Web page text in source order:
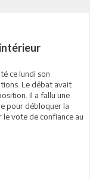
ce lundi son
Le débat avait
Il a fallu une
pour débloquer la
le vote de confiance au